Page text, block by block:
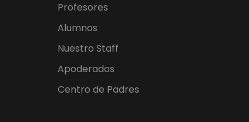
Profesores
Alumnos
Nuestro Staff
Apoderados
Centro de Padres